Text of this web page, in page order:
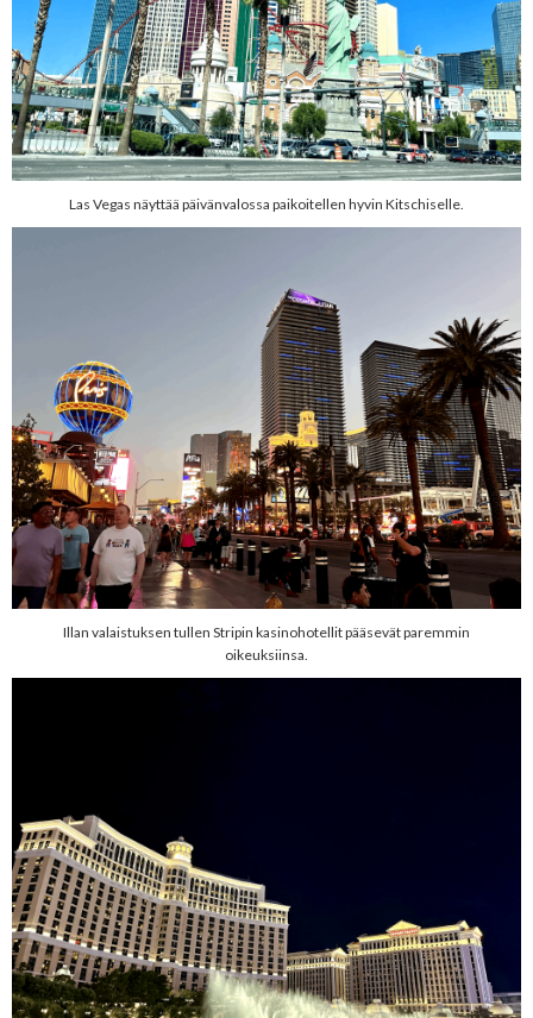
Las Vegas näyttää päivänvalossa paikoitellen hyvin Kitschiselle.
Illan valaistuksen tullen Stripin kasinohotellit pääsevät paremmin
oikeuksiinsa.